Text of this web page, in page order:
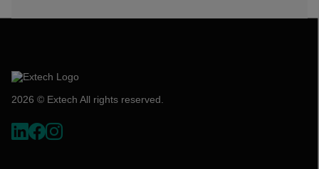
2026 © Extech All rights reserved.